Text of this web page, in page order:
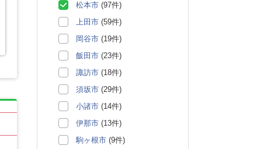
松本市 (97件)
上田市 (59件)
岡谷市 (19件)
飯田市 (23件)
諏訪市 (18件)
須坂市 (29件)
小諸市 (14件)
伊那市 (13件)
駒ヶ根市 (9件)